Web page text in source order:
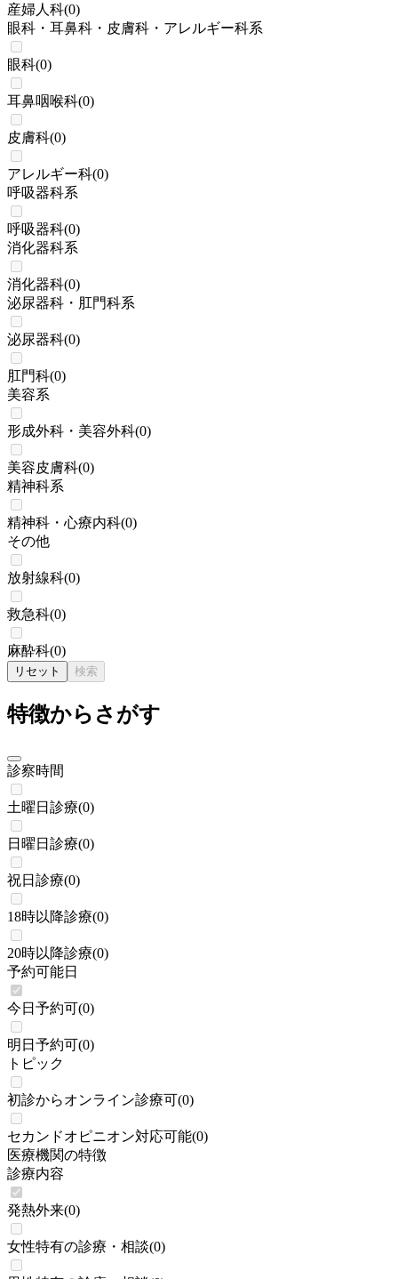
産婦人科(0)
眼科・耳鼻科・皮膚科・アレルギー科系
眼科(0)
耳鼻咽喉科(0)
皮膚科(0)
アレルギー科(0)
呼吸器科系
呼吸器科(0)
消化器科系
消化器科(0)
泌尿器科・肛門科系
泌尿器科(0)
肛門科(0)
美容系
形成外科・美容外科(0)
美容皮膚科(0)
精神科系
精神科・心療内科(0)
その他
放射線科(0)
救急科(0)
麻酔科(0)
リセット 検索
特徴からさがす
診察時間
土曜日診療(0)
日曜日診療(0)
祝日診療(0)
18時以降診療(0)
20時以降診療(0)
予約可能日
今日予約可(0)
明日予約可(0)
トピック
初診からオンライン診療可(0)
セカンドオピニオン対応可能(0)
医療機関の特徴
診療内容
発熱外来(0)
女性特有の診療・相談(0)